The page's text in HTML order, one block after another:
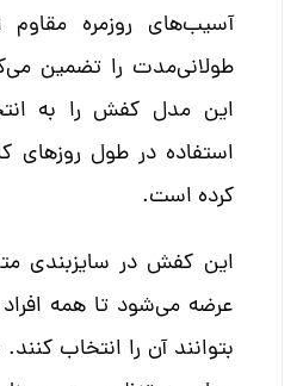
آسیب‌های روزمره
طولانی‌مدت را تضمین
این مدل کفش را به
استفاده در طول روزهای
کرده است.
عرضه می‌شود تا همه افراد
بتوانند آن را انتخاب